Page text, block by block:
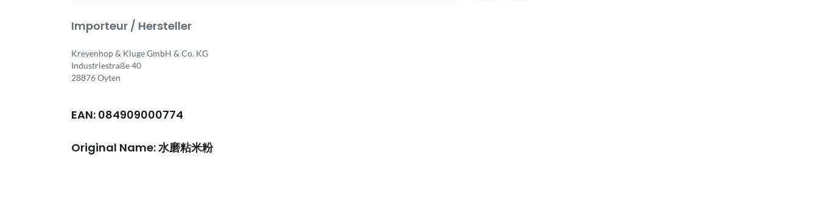
Importeur / Hersteller
Kreyenhop & Kluge GmbH & Co. KG
Industriestraße 40
28876 Oyten
EAN: 084909000774
Original Name: 水磨粘米粉